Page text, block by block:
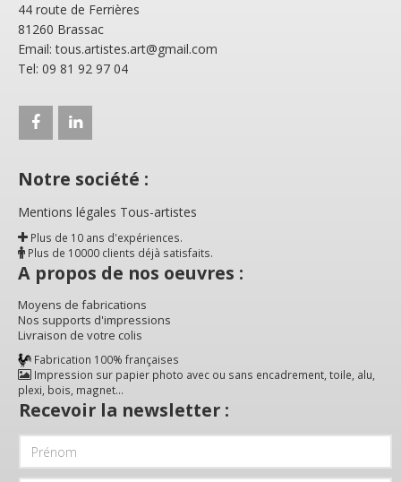
44 route de Ferrières
81260 Brassac
Email: tous.artistes.art@gmail.com
Tel: 09 81 92 97 04
Notre société :
Mentions légales Tous-artistes
Plus de 10 ans d'expériences.
Plus de 10000 clients déjà satisfaits.
A propos de nos oeuvres :
Moyens de fabrications
Nos supports d'impressions
Livraison de votre colis
Fabrication 100% françaises
Impression sur papier photo avec ou sans encadrement, toile, alu,
plexi, bois, magnet...
Recevoir la newsletter :